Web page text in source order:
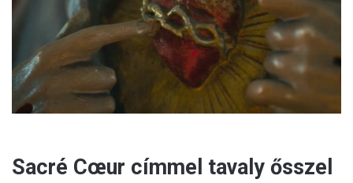
i
l
Sacré Cœur címmel tavaly ősszel